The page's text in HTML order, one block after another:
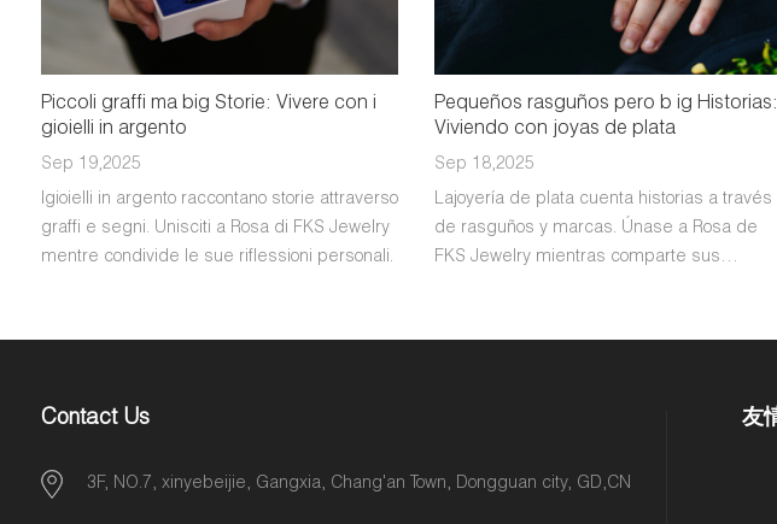
Piccoli graffi ma big Storie: Vivere con i
gioielli in argento
Sep 19,2025
Igioielli in argento raccontano storie attraverso
graffi e segni. Unisciti a Rosa di FKS Jewelry
mentre condivide le sue riflessioni personali.
Pequeños rasguños pero b ig Historias:
Viviendo con joyas de plata
Sep 18,2025
Lajoyería de plata cuenta historias a través
de rasguños y marcas. Únase a Rosa de
FKS Jewelry mientras comparte sus
Contact Us
3F, NO.7, xinyebeijie, Gangxia, Chang'an Town, Dongguan city, GD,CN
友